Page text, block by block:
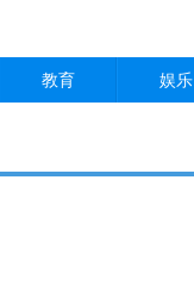
教育 娱乐